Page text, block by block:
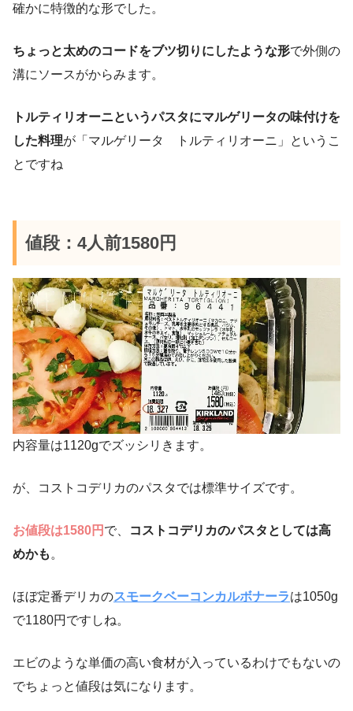
確かに特徴的な形でした。
ちょっと太めのコードをブツ切りにしたような形で外側の
溝にソースがからみます。
トルティリオーニというパスタにマルゲリータの味付けを
した料理が「マルゲリータ トルティリオーニ」というこ
とですね
値段：4人前1580円
内容量は1120gでズッシリきます。
が、コストコデリカのパスタでは標準サイズです。
お値段は1580円 で、
コストコデリカのパスタとしては高
めかも 。
ほぼ定番デリカのスモークベーコンカルボナーラは1050g
で1180円ですしね。
エビのような単価の高い食材が入っているわけでもないの
でちょっと値段は気になります。